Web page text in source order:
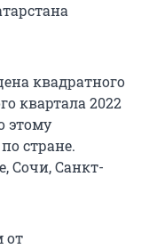
квадратного
квартала 2022
этому
стране.
Сочи, Санкт-
от